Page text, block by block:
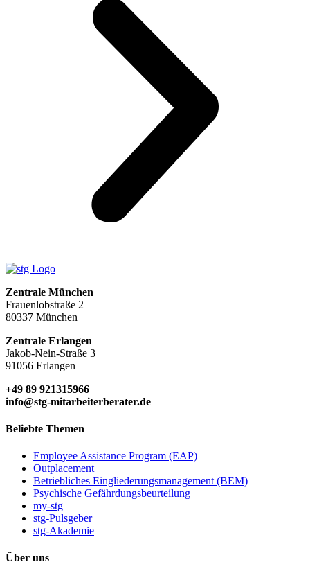
Zentrale München
Frauenlobstraße 2
80337 München
Zentrale Erlangen
Jakob-Nein-Straße 3
91056 Erlangen
+49 89 921315966
info@stg-mitarbeiterberater.de
Beliebte Themen
Employee Assistance Program (EAP)
Outplacement
Betriebliches Eingliederungsmanagement (BEM)
Psychische Gefährdungsbeurteilung
my-stg
stg-Pulsgeber
stg-Akademie
Über uns